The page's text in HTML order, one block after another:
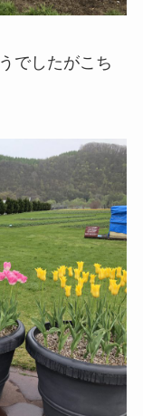
でしたがこち